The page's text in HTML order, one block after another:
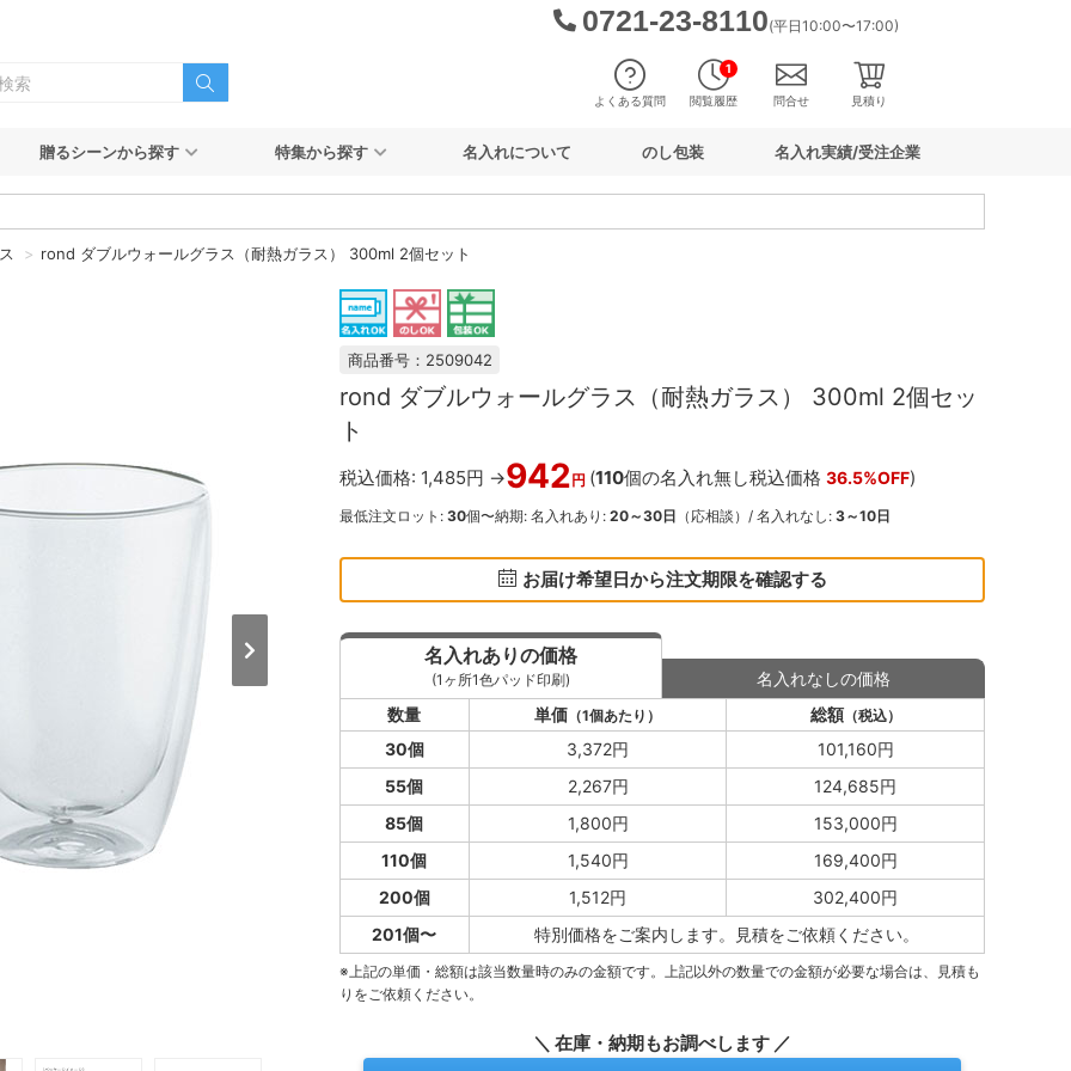
0721-23-8110(平日10:00〜17:00)
よくある質問 閲覧履歴
1
問合せ 見積り
贈るシーンから探す 特集から探す 名入れについて のし包装 名入れ実績/受注企業
rond ダブルウォールグラス（耐熱ガラス） 300ml 2個セット
商品番号：2509042
rond ダブルウォールグラス（耐熱ガラス） 300ml 2個セッ
ト
税込価格: 1,485円 →942円 (110個の名入れ無し税込価格 36.5%OFF)
最低注文ロット: 30個〜納期: 名入れあり: 20～30日 （応相談）/ 名入れなし: 3～10日
お届け希望日から注文期限を確認する
名入れありの価格
(1ヶ所1色パッド印刷)
名入れなしの価格
数量
単価 （1個あたり） 総額（税込）
30個 3,372円
101,160円
55個
2,267円
124,685円
85個
1,800円
153,000円
110個
1,540円
169,400円
200個
1,512円
302,400円
201個〜
特別価格をご案内します。 見積をご依頼ください。
※上記の単価・総額は該当数量時のみの金額です。上記以外の数量での金額が必要な場合は、見積も
りをご依頼ください。
＼ 在庫・納期もお調べします ／